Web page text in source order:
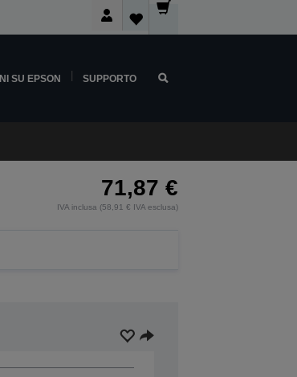
SU EPSON SUPPORTO
71,87 €
IVA inclusa (58,91 € IVA esclusa)